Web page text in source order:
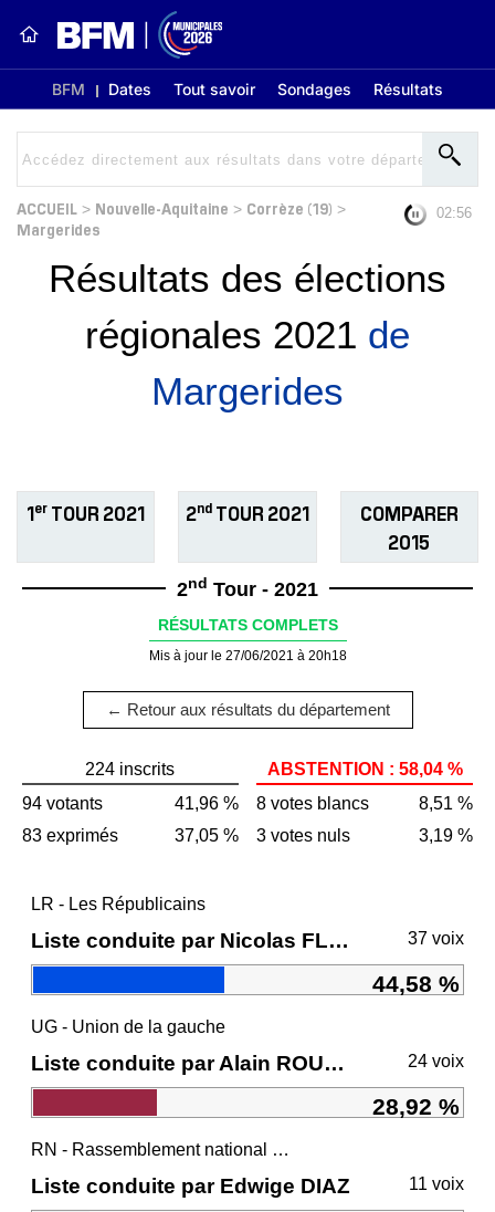
BFM Dates Tout savoir Sondages Résultats
ACCUEIL > Nouvelle-Aquitaine > Corrèze (19) >
Margerides
02:56
Résultats des élections
régionales 2021 de
Margerides
1er TOUR 2021 2ndTOUR 2021
COMPARER
2015
2nd Tour - 2021
RÉSULTATS COMPLETS
Mis à jour le 27/06/2021 à 20h18
← Retour aux résultats du département
224 inscrits
94 votants
41,96 %
83 exprimés
37,05 %
ABSTENTION : 58,04 %
8 votes blancs
8,51 %
3 votes nuls
3,19 %
LR - Les Républicains
Liste conduite par Nicolas FLORIAN 37 voix
44,58 %
UG - Union de la gauche
Liste conduite par Alain ROUSSET 24 voix
28,92 %
RN - Rassemblement national et ses alliés
Liste conduite par Edwige DIAZ 11 voix